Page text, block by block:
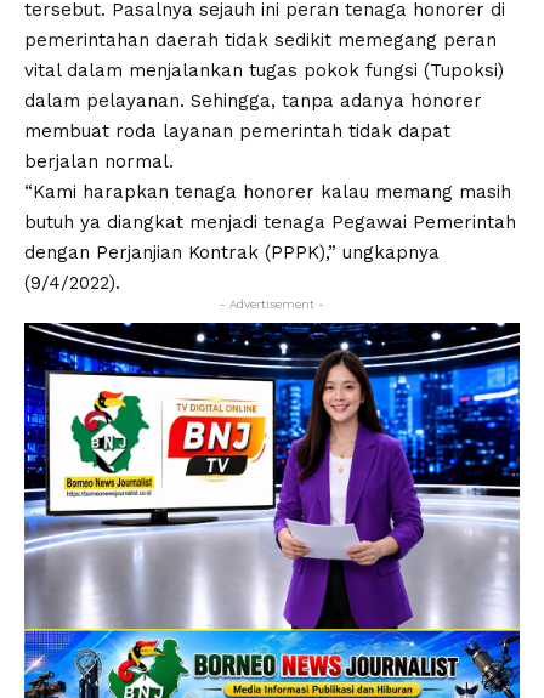
tersebut. Pasalnya sejauh ini peran tenaga honorer di
pemerintahan daerah tidak sedikit memegang peran
vital dalam menjalankan tugas pokok fungsi (Tupoksi)
dalam pelayanan. Sehingga, tanpa adanya honorer
membuat roda layanan pemerintah tidak dapat
berjalan normal.
“Kami harapkan tenaga honorer kalau memang masih
butuh ya diangkat menjadi tenaga Pegawai Pemerintah
dengan Perjanjian Kontrak (PPPK),” ungkapnya
(9/4/2022).
- Advertisement -